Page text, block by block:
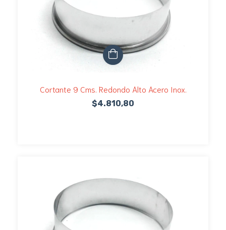
Cortante 9 Cms. Redondo Alto Acero Inox.
$4.810,80